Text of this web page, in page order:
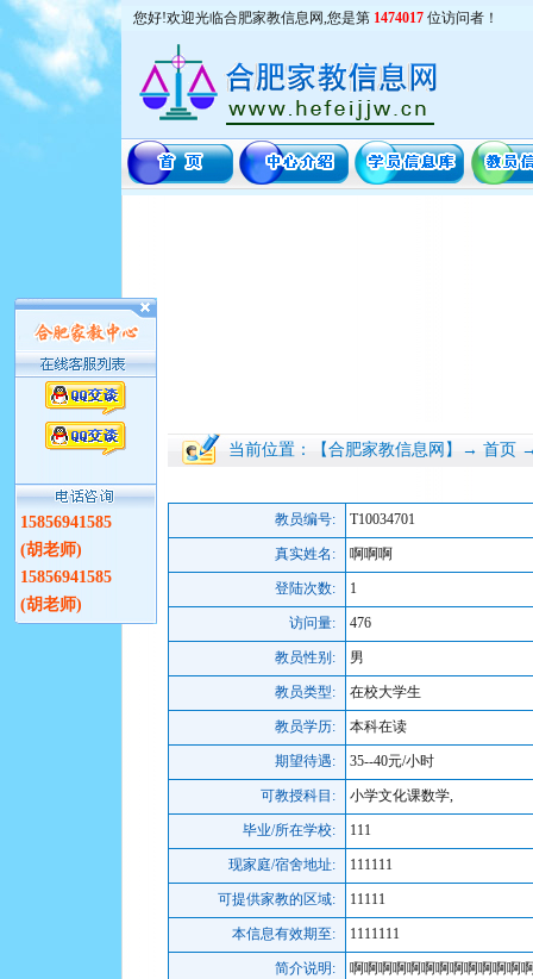
您好!欢迎光临合肥家教信息网,您是第 1474017 位访问者！
当前位置：【合肥家教信息网】→ 首页
教员编号: T10034701
真实姓名: 啊啊啊
登陆次数: 1
访问量: 476
教员性别: 男
教员类型: 在校大学生
教员学历: 本科在读
期望待遇: 35--40元/小时
可教授科目: 小学文化课数学,
毕业/所在学校: 111
现家庭/宿舍地址: 111111
可提供家教的区域: 11111
本信息有效期至: 1111111
简介说明: 啊啊啊啊啊啊啊啊啊啊啊啊
15856941585
(胡老师)
15856941585
(胡老师)